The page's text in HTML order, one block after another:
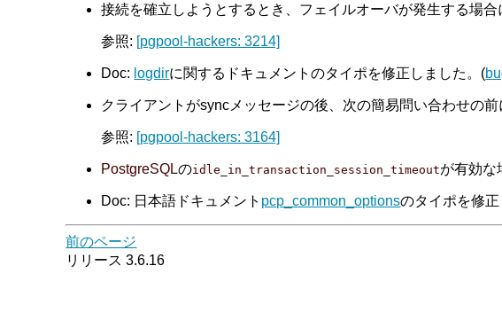
接続を確立しようとするとき、フェイルオーバが発生する場
参照: [pgpool-hackers: 3214]
Doc: logdirに関するドキュメントのタイポを修正しました。(
クライアントがsyncメッセージの後、次の簡易問い合わせの
参照: [pgpool-hackers: 3164]
PostgreSQLのidle_in_transaction_session_timeoutが有効な
Doc: 日本語ドキュメント pcp_common_optionsのタイポを修
前のページ
リリース 3.6.16